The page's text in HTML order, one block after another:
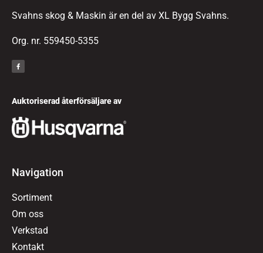
Svahns skog & Maskin är en del av XL Bygg Svahns.
Org. nr. 559450-5355
Auktoriserad återförsäljare av
Navigation
Sortiment
Om oss
Verkstad
Kontakt